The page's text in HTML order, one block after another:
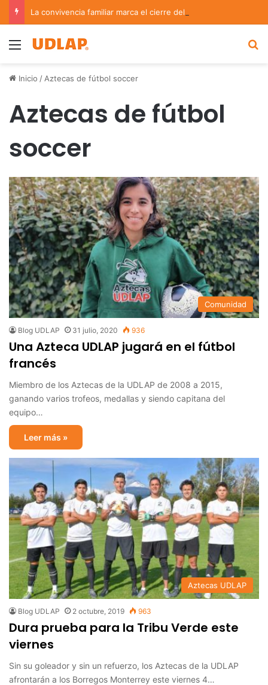
Menu
Inicio / Aztecas de fútbol soccer
Aztecas de fútbol
soccer
Comunidad
Blog UDLAP 31 julio, 2020 936
Una Azteca UDLAP jugará en el fútbol
francés
Miembro de los Aztecas de la UDLAP de 2008 a 2015,
ganando varios trofeos, medallas y siendo capitana del
equipo…
Leer más »
Aztecas UDLAP
Blog UDLAP 2 octubre, 2019 963
Dura prueba para la Tribu Verde este
viernes
Sin su goleador y sin un refuerzo, los Aztecas de la UDLAP
afrontarán a los Borregos Monterrey este viernes 4…